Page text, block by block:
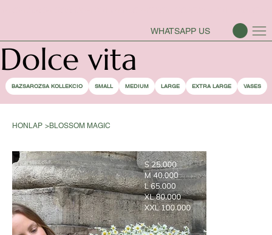
WHATSAPP US
Dolce vita
BAZSAROZSA KOLLEKCIO SMALL MEDIUM LARGE EXTRA LARGE VASES
HONLAP >BLOSSOM MAGIC